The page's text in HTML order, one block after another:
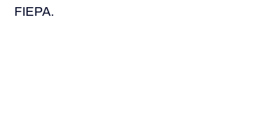
FIEPA.